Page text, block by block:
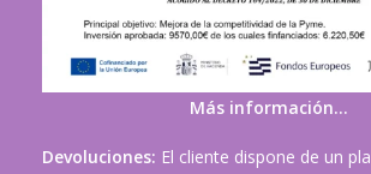
Más información…
Devoluciones: El cliente dispone de un